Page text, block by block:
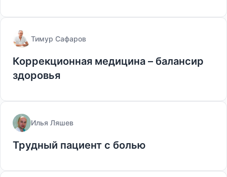
Тимур Сафаров
Коррекционная медицина – балансир
здоровья
Илья Ляшев
Трудный пациент с болью